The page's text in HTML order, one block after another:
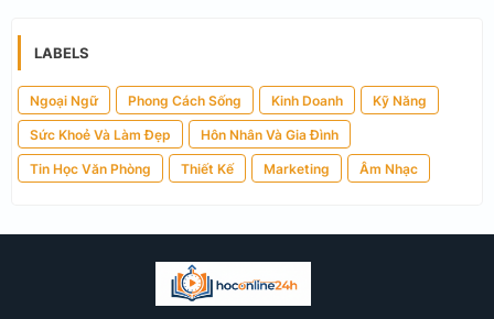
LABELS
Ngoại Ngữ Phong Cách Sống Kinh Doanh Kỹ Năng
Sức Khoẻ Và Làm Đẹp Hôn Nhân Và Gia Đình
Tin Học Văn Phòng Thiết Kế Marketing Âm Nhạc